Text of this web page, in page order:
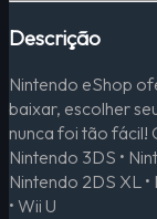
Descrição
Nintendo eShop
baixar, escolher
nunca foi tão fácil!
Nintendo 3DS •
Nintendo 2DS XL
• Wii U